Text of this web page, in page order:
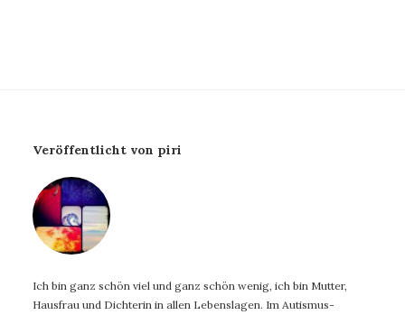
Veröffentlicht von piri
Ich bin ganz schön viel und ganz schön wenig, ich bin Mutter,
Hausfrau und Dichterin in allen Lebenslagen. Im Autismus-